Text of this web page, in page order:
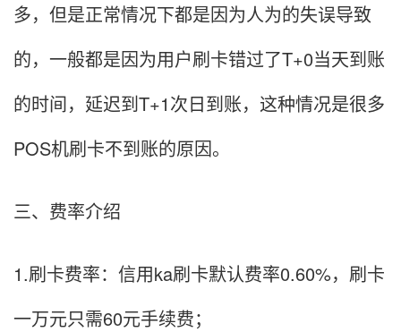
多，但是正常情况下都是因为人为的失误导致
的，一般都是因为用户刷卡错过了T+0当天到账
的时间，延迟到T+1次日到账，这种情况是很多
POS机刷卡不到账的原因。
三、费率介绍
1.刷卡费率：信用ka刷卡默认费率0.60%，刷卡
一万元只需60元手续费；